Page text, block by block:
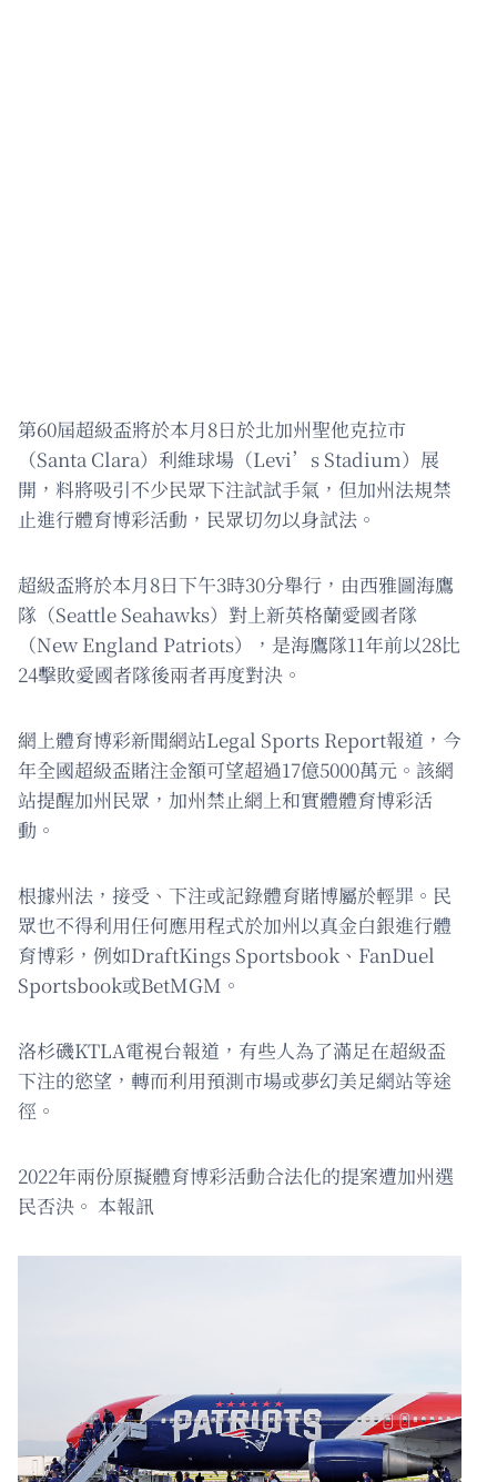
第60屆超級盃將於本月8日於北加州聖他克拉市
（Santa Clara）利維球場（Levi’s Stadium）展
開，料將吸引不少民眾下注試試手氣，但加州法規禁
止進行體育博彩活動，民眾切勿以身試法。
超級盃將於本月8日下午3時30分舉行，由西雅圖海鷹
隊（Seattle Seahawks）對上新英格蘭愛國者隊
（New England Patriots），是海鷹隊11年前以28比
24擊敗愛國者隊後兩者再度對決。
網上體育博彩新聞網站Legal Sports Report報道，今
年全國超級盃賭注金額可望超過17億5000萬元。該網
站提醒加州民眾，加州禁止網上和實體體育博彩活
動。
根據州法，接受、下注或記錄體育賭博屬於輕罪。民
眾也不得利用任何應用程式於加州以真金白銀進行體
育博彩，例如DraftKings Sportsbook、FanDuel
Sportsbook或BetMGM。
洛杉磯KTLA電視台報道，有些人為了滿足在超級盃
下注的慾望，轉而利用預測市場或夢幻美足網站等途
徑。
2022年兩份原擬體育博彩活動合法化的提案遭加州選
民否決。 本報訊